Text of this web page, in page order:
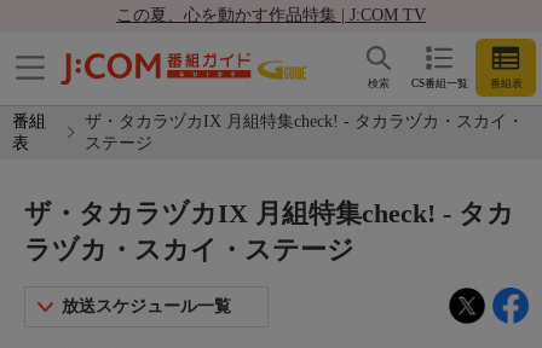
この夏、心を動かす作品特集 | J:COM TV
CS番組一覧 番組表
検索
番組
表
ザ・タカラヅカIX 月組特集check! - タカラヅカ・スカイ・
ステージ
ザ・タカラヅカIX 月組特集check! - タカ
ラヅカ・スカイ・ステージ
放送スケジュール一覧